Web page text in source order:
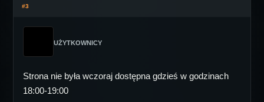
#3
UŻYTKOWNICY
Strona nie była wczoraj dostępna gdzieś w godzinach
18:00-19:00